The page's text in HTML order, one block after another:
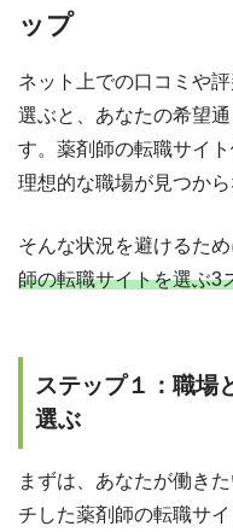
ップ
ネット上での口コミや
選ぶと、あなたの希望
す。薬剤師の転職サイ
理想的な職場が見つから
そんな状況を避けるた
師の転職サイトを選ぶ3
ステップ１：職場
選ぶ
まずは、あなたが働き
チした薬剤師の転職サイ